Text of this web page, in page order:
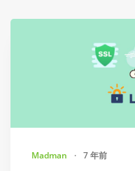
Madman · 7 年前